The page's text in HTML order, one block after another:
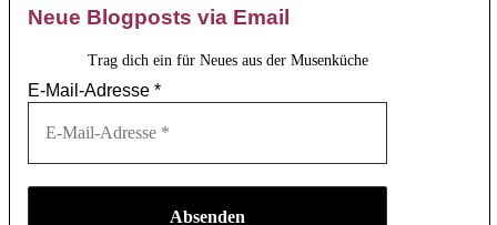
Neue Blogposts via Email
Trag dich ein für Neues aus der Musenküche
E-Mail-Adresse *